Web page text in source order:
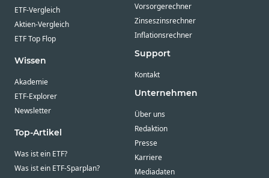
ETF-Vergleich
Aktien-Vergleich
ETF Top Flop
Wissen
Akademie
ETF-Explorer
Newsletter
Top-Artikel
Was ist ein ETF?
Was ist ein ETF-Sparplan?
Vorsorgerechner
Zinseszinsrechner
Inflationsrechner
Support
Kontakt
Unternehmen
Über uns
Redaktion
Presse
Karriere
Mediadaten